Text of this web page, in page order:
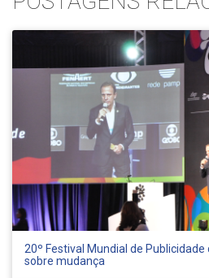
20º Festival Mundial de
sobre mudança